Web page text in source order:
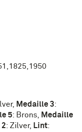
, Medaille 3:
5: Brons
Medaille
2: Zilver, Lint: